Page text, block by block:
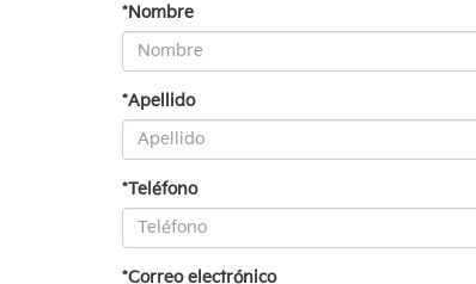
*Nombre
*Apellido
*Teléfono
*Correo electrónico